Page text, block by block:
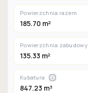
Powierzchnia razem
185.70 m²
Powierzchnia zabudowy
135.33 m²
Kubatura
847.23 m³